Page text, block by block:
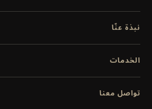
نبذة عنّا
الخدمات
تواصل معنا